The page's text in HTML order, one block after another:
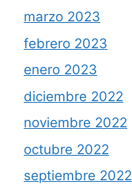
marzo 2023
febrero 2023
enero 2023
diciembre 2022
noviembre 2022
octubre 2022
septiembre 2022